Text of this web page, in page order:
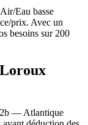
Eau basse
prix. Avec un
besoins sur 200
— Atlantique